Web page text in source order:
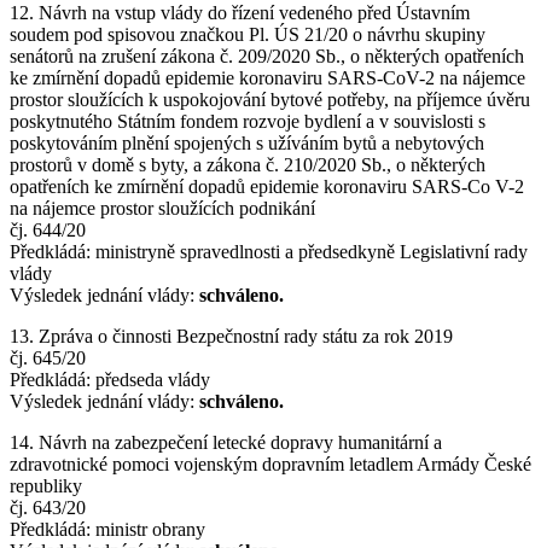
12. Návrh na vstup vlády do řízení vedeného před Ústavním
soudem pod spisovou značkou Pl. ÚS 21/20 o návrhu skupiny
senátorů na zrušení zákona č. 209/2020 Sb., o některých opatřeních
ke zmírnění dopadů epidemie koronaviru SARS-CoV-2 na nájemce
prostor sloužících k uspokojování bytové potřeby, na příjemce úvěru
poskytnutého Státním fondem rozvoje bydlení a v souvislosti s
poskytováním plnění spojených s užíváním bytů a nebytových
prostorů v domě s byty, a zákona č. 210/2020 Sb., o některých
opatřeních ke zmírnění dopadů epidemie koronaviru SARS-Co V-2
na nájemce prostor sloužících podnikání
čj. 644/20
Předkládá: ministryně spravedlnosti a předsedkyně Legislativní rady
vlády
Výsledek jednání vlády: schváleno.
13. Zpráva o činnosti Bezpečnostní rady státu za rok 2019
čj. 645/20
Předkládá: předseda vlády
Výsledek jednání vlády: schváleno.
14. Návrh na zabezpečení letecké dopravy humanitární a
zdravotnické pomoci vojenským dopravním letadlem Armády České
republiky
čj. 643/20
Předkládá: ministr obrany